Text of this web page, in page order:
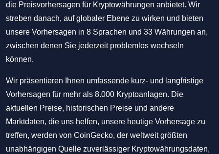
die Preisvorhersagen für Kryptowährungen anbietet. Wir
streben danach, auf globaler Ebene zu wirken und bieten
unsere Vorhersagen in 8 Sprachen und 33 Währungen an,
zwischen denen Sie jederzeit problemlos wechseln
können.
Wir präsentieren Ihnen umfassende kurz- und langfristige
Vorhersagen für mehr als 8.000 Kryptoanlagen. Die
aktuellen Preise, historischen Preise und andere
Marktdaten, die uns helfen, unsere heutige Vorhersage zu
treffen, werden von CoinGecko, der weltweit größten
unabhängigen Quelle zuverlässiger Kryptowährungsdaten,